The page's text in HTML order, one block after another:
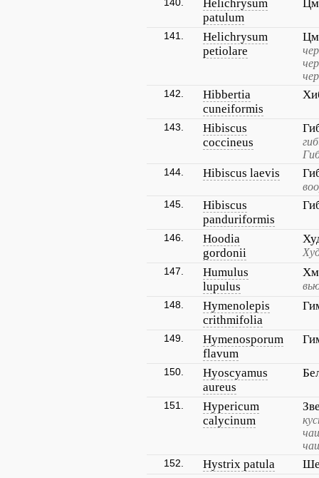
Helichrysum
patulum
141.
Helichrysum
petiolare
142.
Hibbertia
cuneiformis
143.
Hibiscus
coccineus
144. Hibiscus laevis
145.
Hibiscus
panduriformis
146.
Hoodia
gordonii
147.
Humulus
lupulus
148.
Hymenolepis
crithmifolia
149.
Hymenosporum
flavum
150.
Hyoscyamus
aureus
151.
Hypericum
calycinum
152. Hystrix patula